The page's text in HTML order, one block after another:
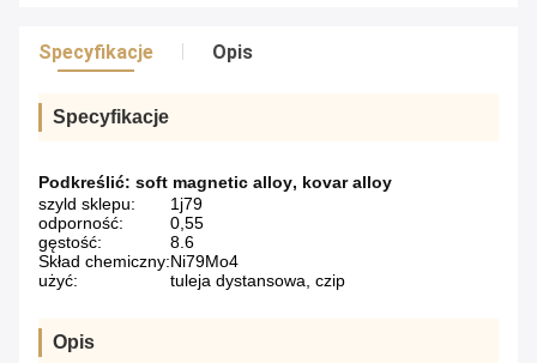
Specyfikacje Opis
Specyfikacje
Podkreślić: soft magnetic alloy, kovar alloy
szyld sklepu:
1j79
odporność:
0,55
gęstość:
8.6
Skład chemiczny:Ni79Mo4
użyć:
tuleja dystansowa, czip
Opis